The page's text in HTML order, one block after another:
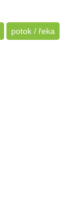
potok / řeka